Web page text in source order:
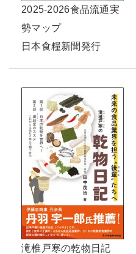
2025-2026食品流通実
勢マップ
日本食糧新聞発行
滝椎戸寒の乾物日記